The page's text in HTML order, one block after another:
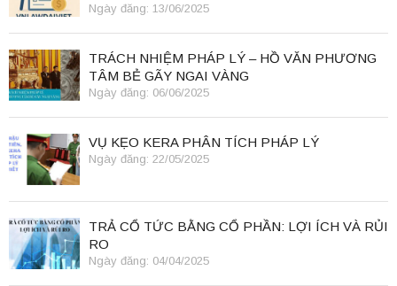
Ngày đăng: 13/06/2025
TRÁCH NHIỆM PHÁP LÝ – HỒ VĂN PHƯƠNG
TÂM BẺ GÃY NGAI VÀNG
Ngày đăng: 06/06/2025
VỤ KẸO KERA PHÂN TÍCH PHÁP LÝ
Ngày đăng: 22/05/2025
TRẢ CỔ TỨC BẰNG CỔ PHẦN: LỢI ÍCH VÀ RỦI
RO
Ngày đăng: 04/04/2025